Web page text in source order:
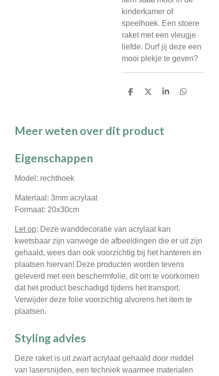
kinderkamer of
speelhoek. Een stoere
raket met een vleugje
liefde. Durf jij deze een
mooi plekje te geven?
D
D
S
D
Meer weten over dit product
Eigenschappen
Model: rechthoek
Materiaal: 3mm acrylaat
Formaat: 20x30cm
Let op: Deze wanddecoratie van acrylaat kan
kwetsbaar zijn vanwege de afbeeldingen die er uit zijn
gehaald, wees dan ook voorzichtig bij het hanteren en
plaatsen hiervan! Deze producten worden tevens
geleverd met een beschermfolie, dit om te voorkomen
dat het product beschadigd tijdens het transport.
Verwijder deze folie voorzichtig alvorens het item te
plaatsen.
Styling advies
Deze raket is uit zwart acrylaat gehaald door middel
van lasersnijden, een techniek waarmee materialen